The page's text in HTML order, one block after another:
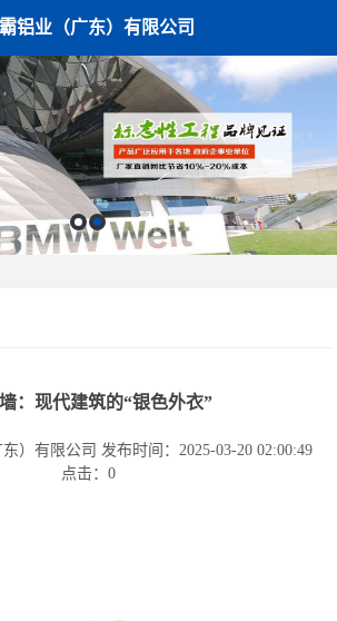
铝业（广东）有限公司
：现代建筑的“银色外衣”
）有限公司 发布时间：2025-03-20 02:00:49
点击： 0